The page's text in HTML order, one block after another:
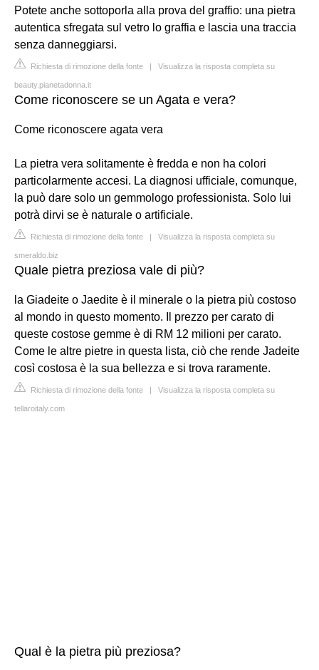
Potete anche sottoporla alla prova del graffio: una pietra
autentica sfregata sul vetro lo graffia e lascia una traccia
senza danneggiarsi.
Richiesta di rimozione della fonte | Visualizza la risposta completa su
beauty.pianetadonna.it
Come riconoscere se un Agata e vera?
Come riconoscere agata vera
La pietra vera solitamente è fredda e non ha colori
particolarmente accesi. La diagnosi ufficiale, comunque,
la può dare solo un gemmologo professionista. Solo lui
potrà dirvi se è naturale o artificiale.
Richiesta di rimozione della fonte | Visualizza la risposta completa su
smeraldo.biz
Quale pietra preziosa vale di più?
la Giadeite o Jaedite è il minerale o la pietra più costoso
al mondo in questo momento. Il prezzo per carato di
queste costose gemme è di RM 12 milioni per carato.
Come le altre pietre in questa lista, ciò che rende Jadeite
così costosa è la sua bellezza e si trova raramente.
Richiesta di rimozione della fonte | Visualizza la risposta completa su
tellaroitaly.com
Qual è la pietra più preziosa?